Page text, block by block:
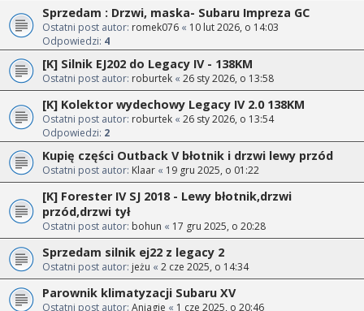
Sprzedam : Drzwi, maska- Subaru Impreza GC
Ostatni post autor: romek076 « 10 lut 2026, o 14:03
Odpowiedzi: 4
[K] Silnik EJ202 do Legacy IV - 138KM
Ostatni post autor: roburtek « 26 sty 2026, o 13:58
[K] Kolektor wydechowy Legacy IV 2.0 138KM
Ostatni post autor: roburtek « 26 sty 2026, o 13:54
Odpowiedzi: 2
Kupię części Outback V błotnik i drzwi lewy przód
Ostatni post autor: Klaar « 19 gru 2025, o 01:22
[K] Forester IV SJ 2018 - Lewy błotnik,drzwi
przód,drzwi tył
Ostatni post autor: bohun « 17 gru 2025, o 20:28
Sprzedam silnik ej22 z legacy 2
Ostatni post autor: jeżu « 2 cze 2025, o 14:34
Parownik klimatyzacji Subaru XV
Ostatni post autor: Aniagie « 1 cze 2025, o 20:46